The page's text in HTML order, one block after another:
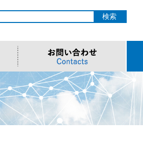
電子部品/Automotive
>Components
>Semiconductor
>車載ソリューション
>地デジテレビ
>海外電子部品選定
CSR
>OECのCSR
>社会への取り組み